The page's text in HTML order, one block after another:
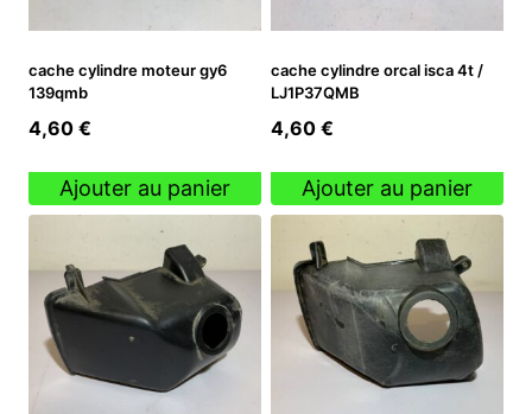
cache cylindre moteur gy6
139qmb
4,60 €
Ajouter au panier
cache cylindre orcal isca 4t /
LJ1P37QMB
4,60 €
Ajouter au panier